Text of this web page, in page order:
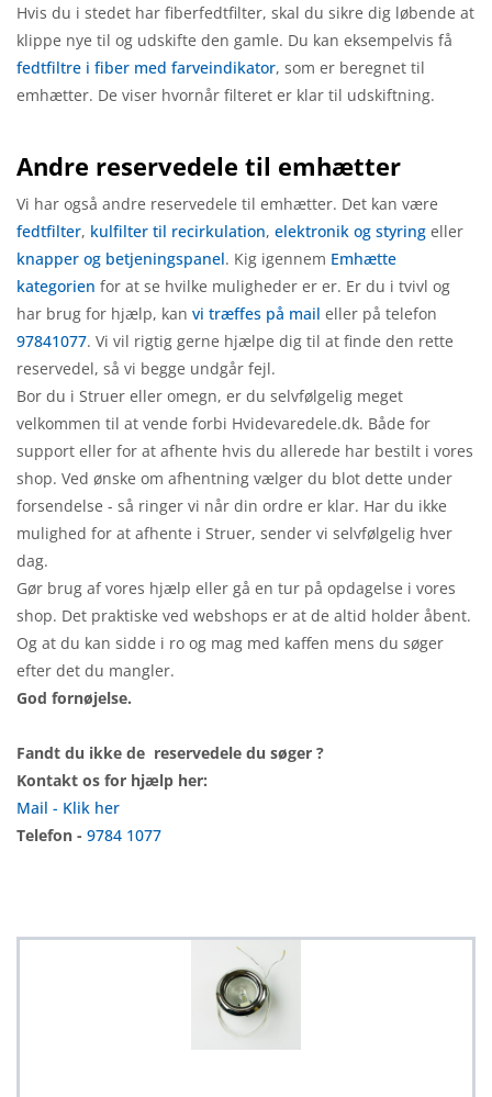
Hvis du i stedet har fiberfedtfilter, skal du sikre dig løbende at
klippe nye til og udskifte den gamle. Du kan eksempelvis få
fedtfiltre i fiber med farveindikator, som er beregnet til
emhætter. De viser hvornår filteret er klar til udskiftning.
Andre reservedele til emhætter
Vi har også andre reservedele til emhætter. Det kan være
fedtfilter, kulfilter til recirkulation, elektronik og styring eller
knapper og betjeningspanel. Kig igennem Emhætte
kategorien for at se hvilke muligheder er er. Er du i tvivl og
har brug for hjælp, kan vi træffes på mail eller på telefon
97841077. Vi vil rigtig gerne hjælpe dig til at finde den rette
reservedel, så vi begge undgår fejl.
Bor du i Struer eller omegn, er du selvfølgelig meget
velkommen til at vende forbi Hvidevaredele.dk. Både for
support eller for at afhente hvis du allerede har bestilt i vores
shop. Ved ønske om afhentning vælger du blot dette under
forsendelse - så ringer vi når din ordre er klar. Har du ikke
mulighed for at afhente i Struer, sender vi selvfølgelig hver
dag.
Gør brug af vores hjælp eller gå en tur på opdagelse i vores
shop. Det praktiske ved webshops er at de altid holder åbent.
Og at du kan sidde i ro og mag med kaffen mens du søger
efter det du mangler.
God fornøjelse.
Fandt du ikke de reservedele du søger ?
Kontakt os for hjælp her:
Mail - Klik her
Telefon - 9784 1077